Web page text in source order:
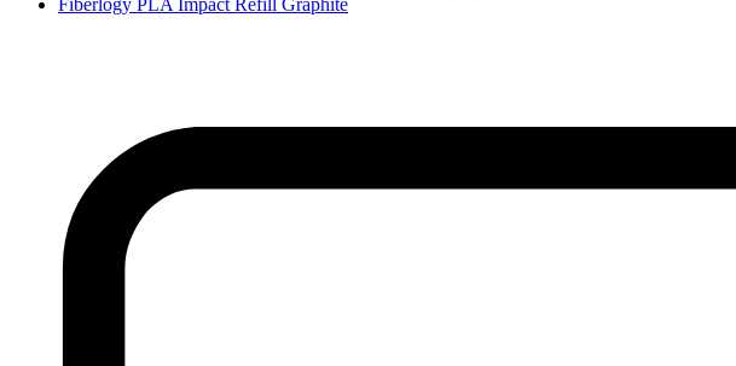
Fiberlogy PLA Impact Refill Graphite